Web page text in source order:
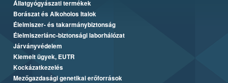
Állatgyógyászati termékek
Borászat és Alkoholos Italok
Élelmiszer- és takarmánybiztonság
Élelmiszerlánc-biztonsági laborhálózat
Járványvédelem
Kiemelt ügyek, EUTR
Kockázatkezelés
Mezőgazdasági genetikai erőforrások